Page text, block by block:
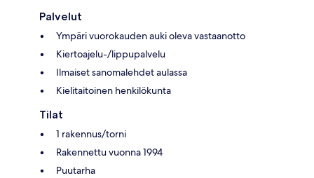
Palvelut
Ympäri vuorokauden auki oleva vastaanotto
Kiertoajelu-/lippupalvelu
Ilmaiset sanomalehdet aulassa
Kielitaitoinen henkilökunta
Tilat
1 rakennus/torni
Rakennettu vuonna 1994
Puutarha